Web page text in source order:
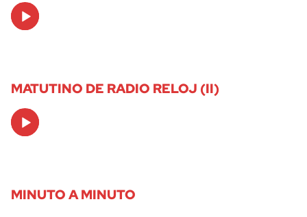
Audio
Player
MATUTINO DE RADIO RELOJ (II)
Audio
Player
MINUTO A MINUTO